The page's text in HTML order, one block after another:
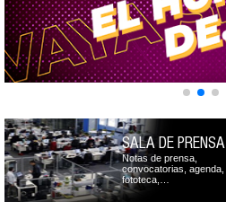
SALA DE PRENSA
Notas de prensa,
convocatorias, agenda,
fototeca,…